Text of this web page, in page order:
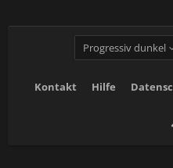
Progressiv dunkel
Kontakt Hilfe